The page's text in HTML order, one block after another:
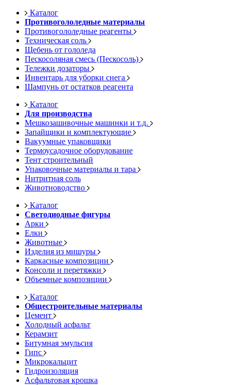
Каталог
Противогололедные материалы
Противогололедные реагенты
Техническая соль
Щебень от гололеда
Пескосоляная смесь (Пескосоль)
Тележки дозаторы
Инвентарь для уборки снега
Шампунь от остатков реагента
Каталог
Для производства
Мешкозашивочные машинки и т.д.
Запайщики и комплектующие
Вакуумные упаковщики
Термоусадочное оборудование
Тент строительный
Упаковочные материалы и тара
Нитритная соль
Животноводство
Каталог
Светодиодные фигуры
Арки
Елки
Животные
Изделия из мишуры
Каркасные композиции
Консоли и перетяжки
Объемные композиции
Каталог
Общестроительные материалы
Цемент
Холодный асфальт
Керамзит
Битумная эмульсия
Гипс
Микрокальцит
Гидроизоляция
Асфальтовая крошка